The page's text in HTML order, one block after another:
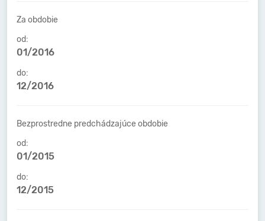
Za obdobie
od:
01/2016
do:
12/2016
Bezprostredne predchádzajúce obdobie
od:
01/2015
do:
12/2015